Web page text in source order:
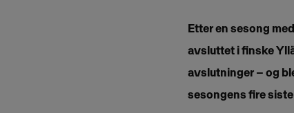
Etter en sesong
avsluttet i finske
avslutninger – og
sesongens fire